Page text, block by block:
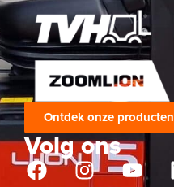
Ontdek onze producten
Volg ons